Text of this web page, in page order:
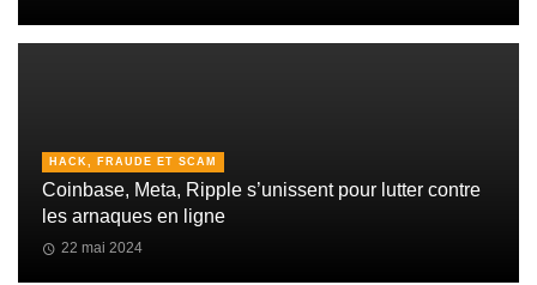
HACK, FRAUDE ET SCAM
Coinbase, Meta, Ripple s’unissent pour lutter contre
les arnaques en ligne
22 mai 2024